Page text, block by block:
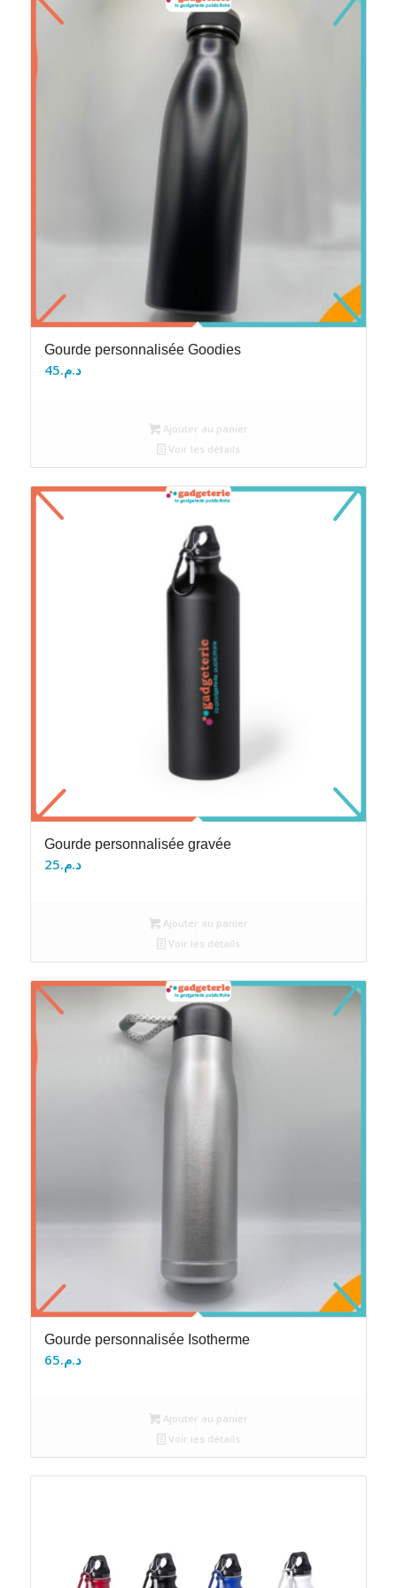
Gourde personnalisée Goodies
د.م.45
Ajouter au panier
Voir les détails
Gourde personnalisée gravée
د.م.25
Ajouter au panier
Voir les détails
Gourde personnalisée Isotherme
د.م.65
Ajouter au panier
Voir les détails